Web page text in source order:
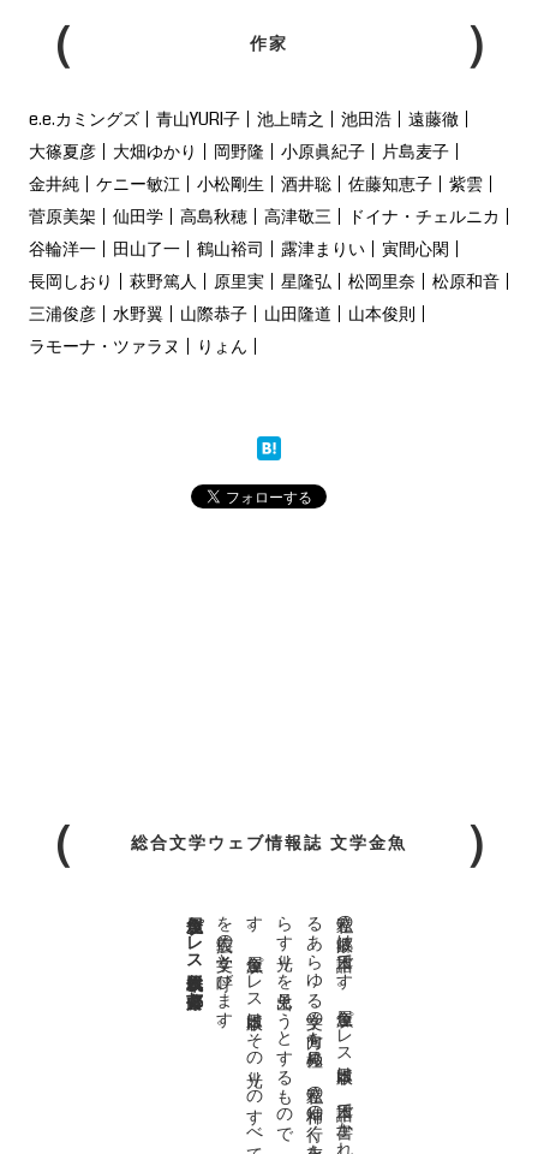
作家
e.e.カミングズ 青山YURI子 池上晴之 池田浩
遠藤徹
大篠夏彦
大畑ゆかり 岡野隆 小原眞紀子
片島麦子
金井純
ケニー敏江 小松剛生 酒井聡 佐藤知恵子
紫雲
菅原美架
仙田学 高島秋穂 高津敬三
ドイナ・チェルニカ
谷輪洋一
田山了一 鶴山裕司 露津まりい
寅間心閑
長岡しおり
萩野篤人 原里実 星隆弘 松岡里奈
松原和音
三浦俊彦
水野翼 山際恭子 山田隆道
山本俊則
ラモーナ・ツァラヌ
りょん
総合文学ウェブ情報誌 文学金魚
私達の
故郷は
日本語で
す
。
金魚屋プ
レ
ス
日本版は
、
日本語で
書か
れ
る
あ
ら
ゆ
る
文学の
方向を
見極め
、
私達の
精神の
行く
末を
照
ら
す
光り
を
見出そ
う
と
す
る
も
の
で
す
。
金魚屋プ
レ
ス
日本版は
そ
の
光り
の
す
べ
て
を
広義の
文学と
呼び
ま
す
。
金魚屋プレス日本版代表 齋藤都